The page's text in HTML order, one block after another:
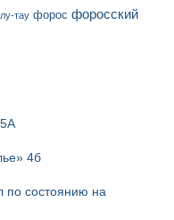
тау форос форосский
4б
по состоянию на